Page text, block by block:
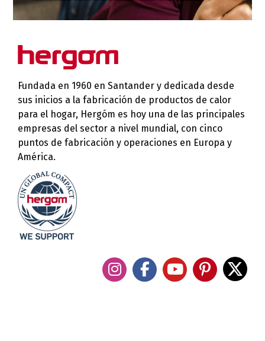
Fundada en 1960 en Santander y dedicada desde
sus inicios a la fabricación de productos de calor
para el hogar, Hergóm es hoy una de las principales
empresas del sector a nivel mundial, con cinco
puntos de fabricación y operaciones en Europa y
América.